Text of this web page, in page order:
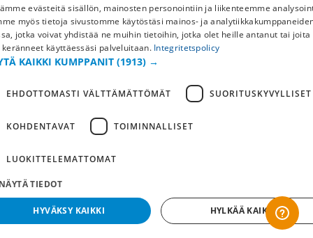
FI
evästeitä sisällön, mainosten personointiin ja liikenteemme
myös tietoja sivustomme käytöstäsi mainos- ja
jotka voivat yhdistää ne muihin tietoihin, jotka olet heille antanut tai joita
keränneet käyttäessäsi palveluitaan. Integritetspolicy
KAIKKI KUMPPANIT (1913) →
EHDOTTOMASTI VÄLTTÄMÄTTÖMÄT SUORITUSKYVYLLISET
KOHDENTAVAT TOIMINNALLISET
LUOKITTELEMATTOMAT
TIEDOT
HYVÄKSY KAIKKI HYLKÄÄ KAIKKI